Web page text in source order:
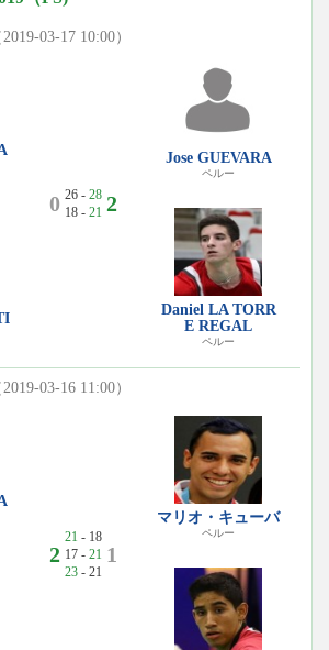
2019-03-17 10:00）
0 26 - 28
18 - 21 2
Jose GUEVARA
ペルー
Daniel LA TORR
E REGAL
ペルー
2019-03-16 11:00）
2
21 - 18
17 - 21
23- 21
1
マリオ・キューバ
ペルー